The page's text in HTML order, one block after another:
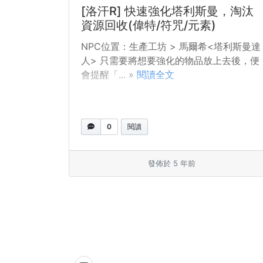
[洛汗R] 快速強化塔利斯曼，淘汰
資源回收(偉特/符咒/元素)
NPC位置：生產工坊 > 馬爾希<塔利斯曼達
人> 只需要將想要強化的物品放上去後，便
會提醒「... » 閱讀全文
0 閱讀
發佈於 5 年前